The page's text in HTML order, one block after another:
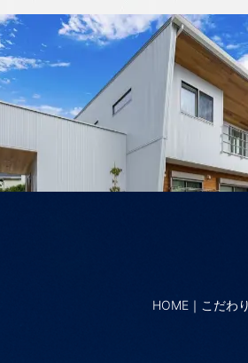
2024年6月
2024年5月
2024年4月
2024年3月
2024年2月
HOME｜こだわ